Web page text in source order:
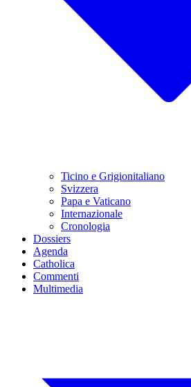
Ticino e Grigionitaliano
Svizzera
Papa e Vaticano
Internazionale
Cronologia
Dossiers
Agenda
Catholica
Commenti
Multimedia